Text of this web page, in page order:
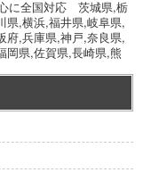
に全国対応 茨城県,栃
県,横浜,福井県,岐阜県,
府,兵庫県,神戸,奈良県,
岡県,佐賀県,長崎県,熊